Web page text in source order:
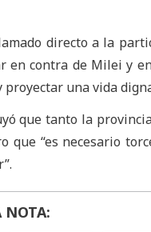
directo a la
en contra de Milei y
una vida
que tanto la
que “es necesario
NOTA: